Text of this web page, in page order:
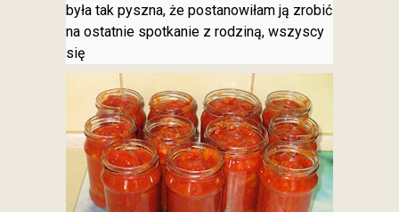
była tak pyszna, że postanowiłam ją zrobić
na ostatnie spotkanie z rodziną, wszyscy
się